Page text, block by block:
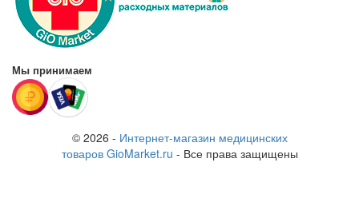
Мы принимаем
© 2026 - Интернет-магазин медицинских
товаров GioMarket.ru - Все права защищены